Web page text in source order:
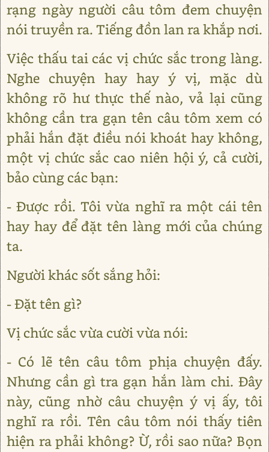
rạng ngày người câu tôm đem chuyện
nói truyền ra. Tiếng đồn lan ra khắp nơi.
Việc thấu tai các vị chức sắc trong làng.
Nghe chuyện hay hay ý vị, mặc dù
không rõ hư thực thế nào, vả lại cũng
không cần tra gạn tên câu tôm xem có
phải hắn đặt điều nói khoát hay không,
một vị chức sắc cao niên hội ý, cả cười,
bảo cùng các bạn:
- Được rồi. Tôi vừa nghĩ ra một cái tên
hay hay để đặt tên làng mới của chúng
ta.
Người khác sốt sắng hỏi:
- Đặt tên gì?
Vị chức sắc vừa cười vừa nói:
- Có lẽ tên câu tôm phịa chuyện đấy.
Nhưng cần gì tra gạn hắn làm chi. Đây
này, cũng nhờ câu chuyện ý vị ấy, tôi
nghĩ ra rồi. Tên câu tôm nói thấy tiên
hiện ra phải không? Ừ, rồi sao nữa? Bọn